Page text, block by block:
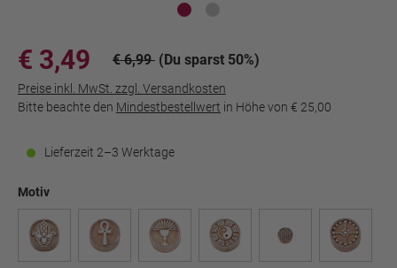
€ 3,49 € 6,99 (Du sparst 50%)
Preise inkl. MwSt. zzgl. Versandkosten
Bitte beachte den Mindestbestellwert in Höhe von € 25,00
Lieferzeit 2–3 Werktage
Motiv